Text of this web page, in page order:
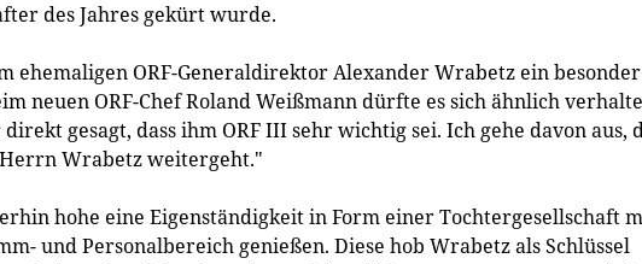
des Jahres gekürt wurde.
ehemaligen ORF-Generaldirektor Alexander Wrabetz ein
neuen ORF-Chef Roland Weißmann dürfte es sich ähnlich
gesagt, dass ihm ORF III sehr wichtig sei. Ich gehe davon aus,
Wrabetz weitergeht."
hohe eine Eigenständigkeit in Form einer Tochtergesellschaft
und Personalbereich genießen. Diese hob Wrabetz als Schlüssel